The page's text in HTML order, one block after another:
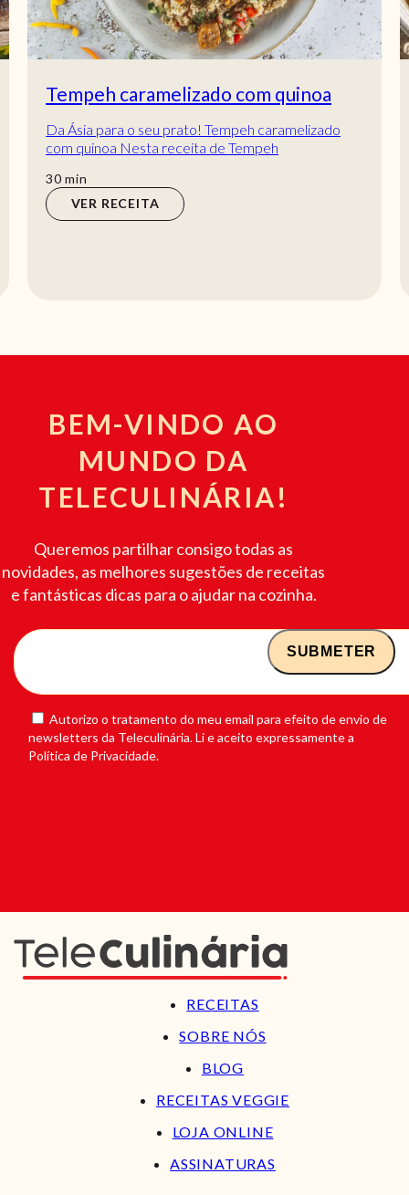
Tempeh caramelizado com quinoa
Da Ásia para o seu prato! Tempeh caramelizado
com quinoa Nesta receita de Tempeh
encontra na quin...
30min
min
VER RECEITA
BEM-VINDO AO
MUNDO DA
TELECULINÁRIA!
Queremos partilhar consigo todas as
novidades, as melhores sugestões de receitas
e fantásticas dicas para o ajudar na cozinha.
Autorizo o tratamento do meu email para efeito de envio de
newsletters da Teleculinária. Li e aceito expressamente a
Política de Privacidade.
RECEITAS
SOBRE NÓS
BLOG
RECEITAS VEGGIE
LOJA ONLINE
ASSINATURAS